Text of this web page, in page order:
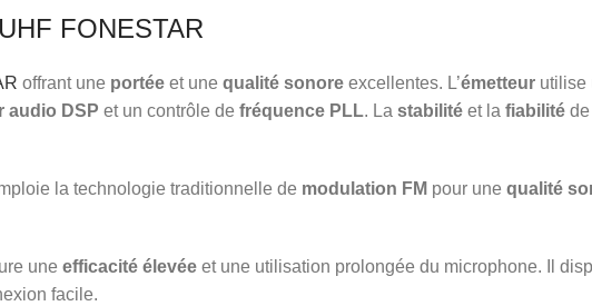
FONESTAR
offrant une portée et une qualité sonore excellentes. L’émetteur utilise
audio DSP et un contrôle de fréquence PLL. La stabilité et la fiabilité
la technologie traditionnelle de modulation FM pour une qualité
une efficacité élevée et une utilisation prolongée du microphone. Il
facile.